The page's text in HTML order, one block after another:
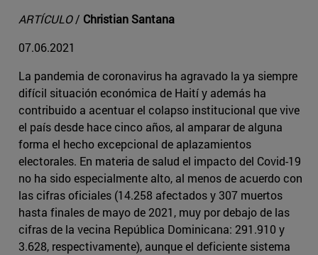
ARTÍCULO/ Christian Santana
07.06.2021
La pandemia de coronavirus ha agravado la ya siempre
difícil situación económica de Haití y además ha
contribuido a acentuar el colapso institucional que vive
el país desde hace cinco años, al amparar de alguna
forma el hecho excepcional de aplazamientos
electorales. En materia de salud el impacto del Covid-19
no ha sido especialmente alto, al menos de acuerdo con
las cifras oficiales (14.258 afectados y 307 muertos
hasta finales de mayo de 2021, muy por debajo de las
cifras de la vecina República Dominicana: 291.910 y
3.628, respectivamente), aunque el deficiente sistema